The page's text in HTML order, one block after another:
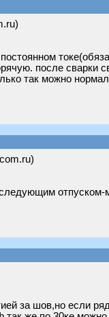
после
так можно
за шов,но если